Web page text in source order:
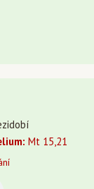
Mt 15,21